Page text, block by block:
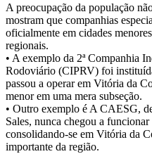
A preocupação da população
mostram que companhias
oficialmente em cidades
regionais.
• A exemplo da 2ª Companhia
Rodoviário (CIPRV) foi
passou a operar em Vitória da
menor em uma mera subseção.
• Outro exemplo é A CAESG,
Sales, nunca chegou a
consolidando-se em Vitória da
importante da região.